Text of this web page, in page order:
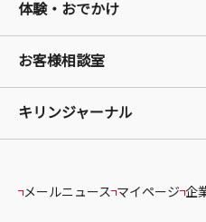
体験・おでかけ
お客様相談室
キリンジャーナル
メールニュース マイページ 企